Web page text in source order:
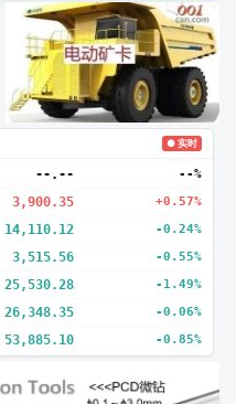
创新
● 实时
--.-- --%
3,900.35 +0.57%
14,110.12 -0.24%
3,515.56 -0.55%
25,530.28 -1.49%
26,348.35 -0.06%
53,885.10 -0.85%